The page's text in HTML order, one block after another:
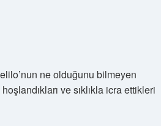
ne olduğunu bilmeyen
ve sıklıkla icra ettikleri